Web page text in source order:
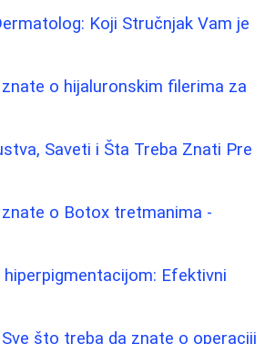
Koji Stručnjak Vam je
o hijaluronskim filerima za
Saveti i Šta Treba Znati Pre
o Botox tretmanima -
Efektivni
što treba da znate o operaciji